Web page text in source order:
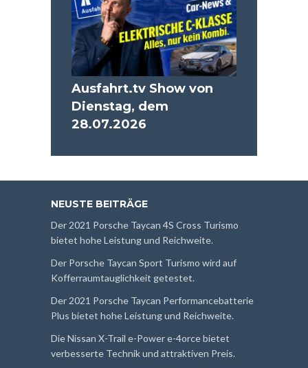
Ausfahrt.tv Show von
Dienstag, dem
28.07.2026
NEUSTE BEITRÄGE
Der 2021 Porsche Taycan 4S Cross Turismo
bietet hohe Leistung und Reichweite.
Der Porsche Taycan Sport Turismo wird auf
Kofferraumtauglichkeit getestet.
Der 2021 Porsche Taycan Performancebatterie
Plus bietet hohe Leistung und Reichweite.
Die Nissan X-Trail e-Power e-4orce bietet
verbesserte Technik und attraktiven Preis.